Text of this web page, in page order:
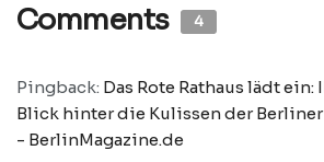
Comments 4
Pingback: Das Rote Rathaus lädt ein:
Blick hinter die Kulissen der
- BerlinMagazine.de